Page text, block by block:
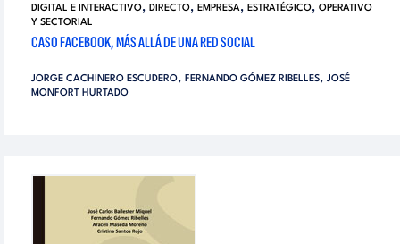
DIGITAL E INTERACTIVO, DIRECTO, EMPRESA, ESTRATÉGICO, OPERATIVO
Y SECTORIAL
CASO FACEBOOK, MÁS ALLÁ DE UNA RED SOCIAL
JORGE CACHINERO ESCUDERO, FERNANDO GÓMEZ RIBELLES, JOSÉ
MONFORT HURTADO